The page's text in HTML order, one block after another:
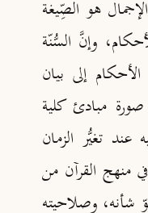
هو الصِّيغة
وإنَّ السُّنّة
إلى بيان
مبادئ كلية
عند تغيُّر الزمان
منهج القرآن من
شأنه، وصلاحيته